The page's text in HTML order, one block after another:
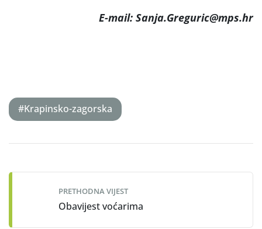
E-mail: Sanja.Greguric@mps.hr
#Krapinsko-zagorska
navigation
PRETHODNA VIJEST
Obavijest voćarima